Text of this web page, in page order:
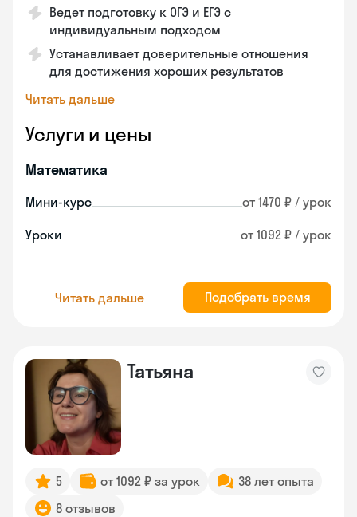
Ведет подготовку к ОГЭ и ЕГЭ с
индивидуальным подходом
Устанавливает доверительные отношения
для достижения хороших результатов
Читать дальше
Услуги и цены
Математика
Мини-курс от 1470 ₽ / урок
Уроки от 1092 ₽ / урок
Читать дальше Подобрать время
Татьяна
5 от 1092 ₽ за урок
38 лет опыта
8 отзывов